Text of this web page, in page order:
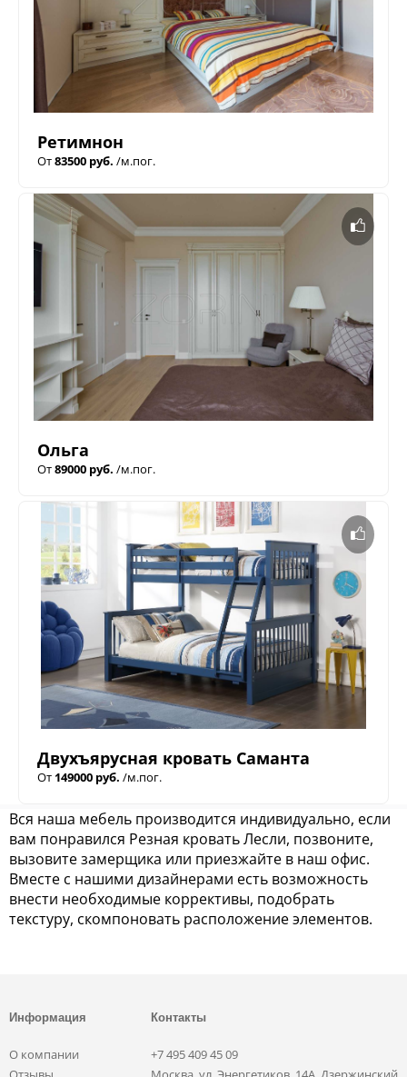
Ретимнон
От83500 руб. /м.пог.
Ольга
От89000 руб. /м.пог.
Двухъярусная кровать Саманта
От 149000 руб. /м.пог.
Вся наша мебель производится индивидуально, если
вам понравился Резная кровать Лесли, позвоните,
вызовите замерщика или приезжайте в наш офис.
Вместе с нашими дизайнерами есть возможность
внести необходимые коррективы, подобрать
текстуру, скомпоновать расположение элементов.
Информация
О компании
Контакты
+7 495 409 45 09